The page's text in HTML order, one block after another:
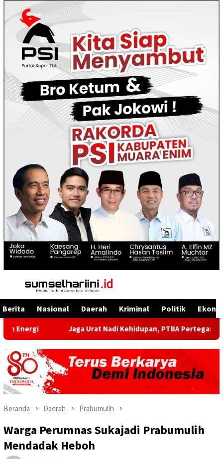
Menu
Mobile
Berita Nasional Daerah Kriminal Politik
Jaga Urat Nadi Kehidupan, PTBA Pertegas Komitmen
Beranda Daerah Prabumulih
Warga Perumnas Sukajadi Prabumulih
Mendadak Heboh